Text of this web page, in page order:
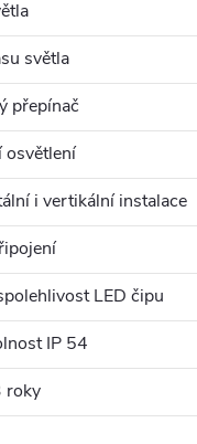
světla
přepínač
osvětlení
i vertikální instalace
LED čipu
IP 54
roky